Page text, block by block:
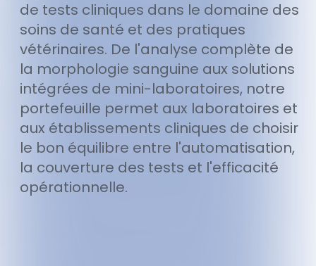
de tests cliniques dans le domaine des
soins de santé et des pratiques
vétérinaires. De l'analyse complète de
la morphologie sanguine aux solutions
intégrées de mini-laboratoires, notre
portefeuille permet aux laboratoires et
aux établissements cliniques de choisir
le bon équilibre entre l'automatisation,
la couverture des tests et l'efficacité
opérationnelle.